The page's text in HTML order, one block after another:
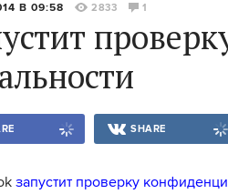
В 09:58 2833 1
SHARE
запустит проверку